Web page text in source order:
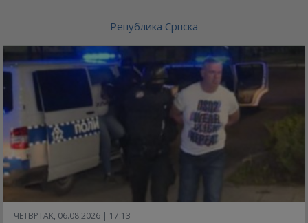
Република Српска
ЧЕТВРТАК, 06.08.2026 | 17:13